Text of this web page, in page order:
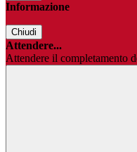
Informazione
Chiudi
Attendere...
Attendere il completamento